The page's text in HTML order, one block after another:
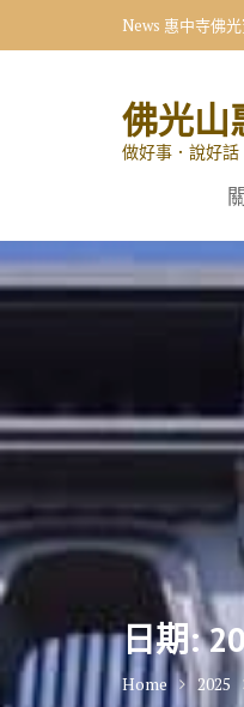
News 向星雲大
佛光山
做好事．說好
日期:
Home 2025